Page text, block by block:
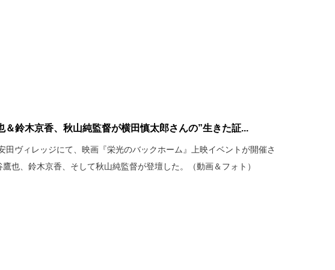
＆鈴木京香、秋山純監督が横田慎太郎さんの”生きた証...
田ヴィレッジにて、映画『栄光のバックホーム』上映イベントが開催さ
也、鈴木京香、そして秋山純監督が登壇した。（動画＆フォト）